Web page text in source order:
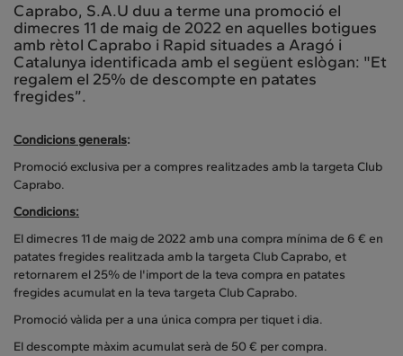
Caprabo, S.A.U duu a terme una promoció el
dimecres 11 de maig de 2022 en aquelles botigues
amb rètol Caprabo i Rapid situades a Aragó i
Catalunya identificada amb el següent eslògan: "Et
regalem el 25% de descompte en patates
fregides”.
Condicions generals:
Promoció exclusiva per a compres realitzades amb la targeta Club
Caprabo.
Condicions:
El dimecres 11 de maig de 2022 amb una compra mínima de 6 € en
patates fregides realitzada amb la targeta Club Caprabo, et
retornarem el 25% de l'import de la teva compra en patates
fregides acumulat en la teva targeta Club Caprabo.
Promoció vàlida per a una única compra per tiquet i dia.
El descompte màxim acumulat serà de 50 € per compra.